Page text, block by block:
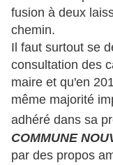
fusion à deux
chemin.
Il faut surtout se
consultation des
maire et qu'en
même majorité
adhéré dans sa
COMMUNE
par des propos